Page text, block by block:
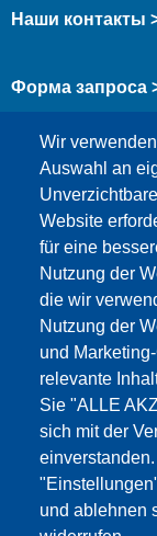
Wir
Auswahl an
Website
für eine
Nutzung der
die wir
Nutzung der
und
relevante
Sie "ALLE
sich mit der
und ablehnen
Наши контакты
Форма запроса
Этот
файлы